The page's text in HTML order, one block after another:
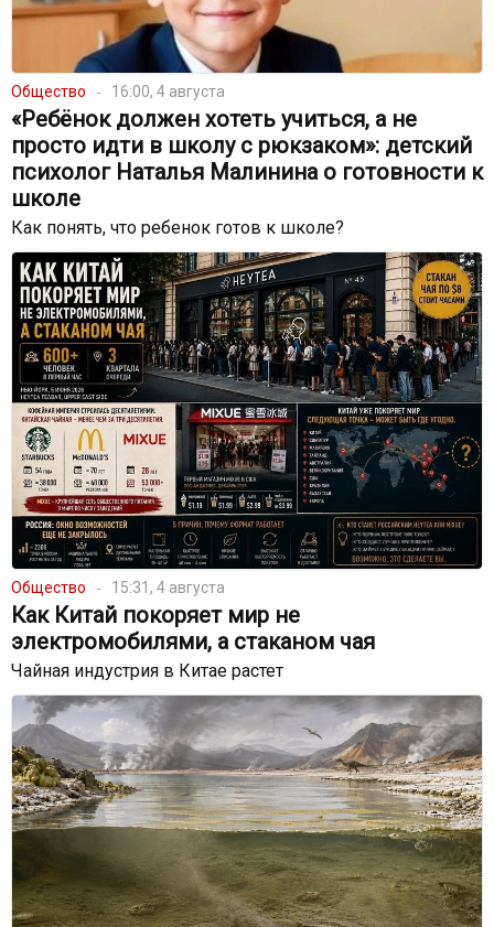
Общество 16:00, 4 августа
«Ребёнок должен хотеть учиться, а не
просто идти в школу с рюкзаком»: детский
психолог Наталья Малинина о готовности к
школе
Как понять, что ребенок готов к школе?
Общество 15:31, 4 августа
Как Китай покоряет мир не
электромобилями, а стаканом чая
Чайная индустрия в Китае растет